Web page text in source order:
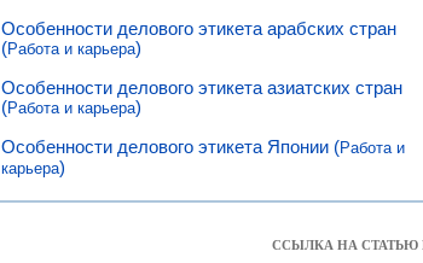
Особенности делового этикета арабских стран
(Работа и карьера)
Особенности делового этикета азиатских стран
(Работа и карьера)
Особенности делового этикета Японии (Работа и
карьера)
ССЫЛКА НА СТАТЬЮ